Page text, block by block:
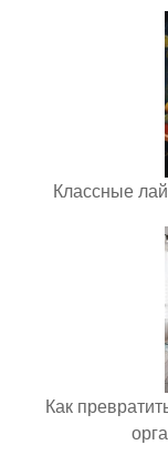
Классные
Как